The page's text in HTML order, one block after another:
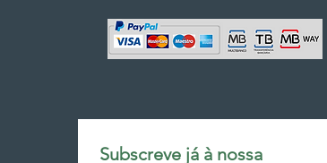
Subscreve já à nossa